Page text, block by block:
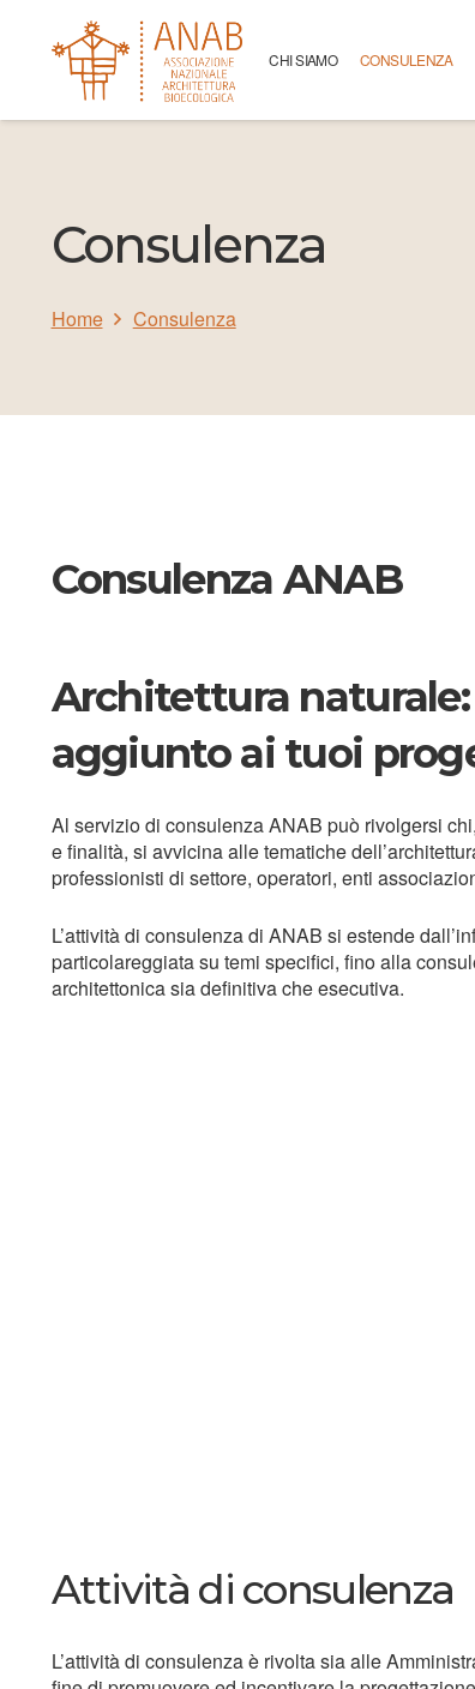
CHI SIAMO CONSULENZA
Consulenza
Home Consulenza
Consulenza ANAB
Architettura naturale:
aggiunto ai tuoi
Al servizio di consulenza ANAB può rivolgersi
e finalità, si avvicina alle tematiche
professionisti di settore, operatori, enti
L’attività di consulenza di ANAB si estende
particolareggiata su temi specifici, fino alla
architettonica sia definitiva che esecutiva.
Attività di consulenza
L’attività di consulenza è rivolta sia alle